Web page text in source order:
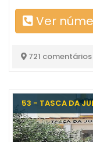
Ver
721 comentários
53 - TASCA DA